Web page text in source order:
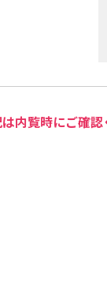
内覧時にご確認